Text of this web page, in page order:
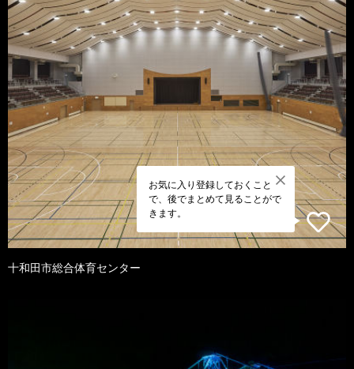
お気に入り登録しておくこと
で、後でまとめて見ることがで
きます。
十和田市総合体育センター